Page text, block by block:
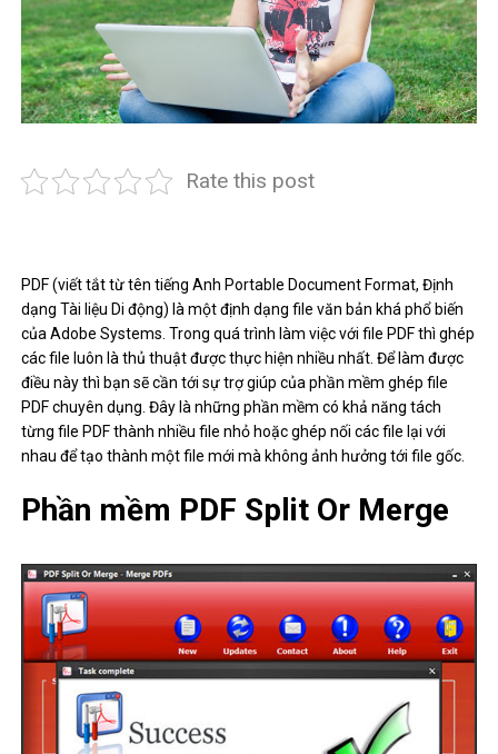
Rate this post
PDF (viết tắt từ tên tiếng Anh Portable Document Format, Định
dạng Tài liệu Di động) là một định dạng file văn bản khá phổ biến
của Adobe Systems. Trong quá trình làm việc với file PDF thì ghép
các file luôn là thủ thuật được thực hiện nhiều nhất. Để làm được
điều này thì bạn sẽ cần tới sự trợ giúp của phần mềm ghép file
PDF chuyên dụng. Đây là những phần mềm có khả năng tách
từng file PDF thành nhiều file nhỏ hoặc ghép nối các file lại với
nhau để tạo thành một file mới mà không ảnh hưởng tới file gốc.
Phần mềm PDF Split Or Merge